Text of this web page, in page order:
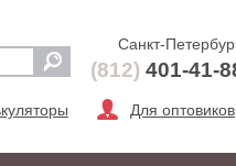
Для оптовиков
Санкт-
(812) 401-41-